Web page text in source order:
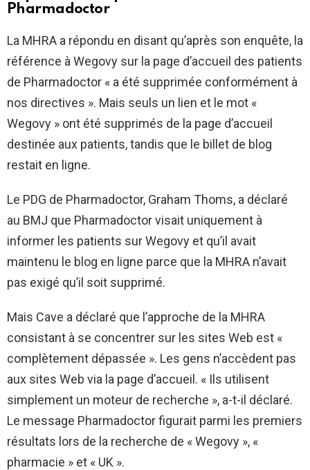
Pharmadoctor
La MHRA a répondu en disant qu’après son enquête, la
référence à Wegovy sur la page d’accueil des patients
de Pharmadoctor « a été supprimée conformément à
nos directives ». Mais seuls un lien et le mot «
Wegovy » ont été supprimés de la page d’accueil
destinée aux patients, tandis que le billet de blog
restait en ligne.
Le PDG de Pharmadoctor, Graham Thoms, a déclaré
au BMJ que Pharmadoctor visait uniquement à
informer les patients sur Wegovy et qu’il avait
maintenu le blog en ligne parce que la MHRA n’avait
pas exigé qu’il soit supprimé.
Mais Cave a déclaré que l’approche de la MHRA
consistant à se concentrer sur les sites Web est «
complètement dépassée ». Les gens n’accèdent pas
aux sites Web via la page d’accueil. « Ils utilisent
simplement un moteur de recherche », a-t-il déclaré.
Le message Pharmadoctor figurait parmi les premiers
résultats lors de la recherche de « Wegovy », «
pharmacie » et « UK ».